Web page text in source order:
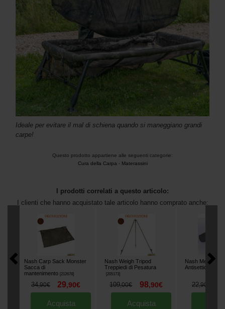
Ideale per evitare il mal di schiena quando si maneggiano grandi
carpe!
Questo prodotto appartiene alle seguenti categorie:
Cura della Carpa - Materassini
I prodotti correlati a questo articolo:
I clienti che hanno acquistato tale articolo hanno comprato anche:
Nash Carp Sack Monster
Sacca di
mantenimento [212678]
34,90€ 29,90€
Acquista
Nash Weigh Tripod
Treppiedi di Pesatura
[205173]
109,00€ 98,90€
Acquista
Nash Medi
Antisettico
22,90